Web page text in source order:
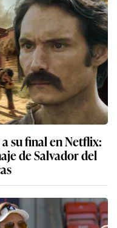
su final en Netflix:
de Salvador del